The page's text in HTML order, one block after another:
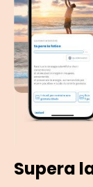
Supera